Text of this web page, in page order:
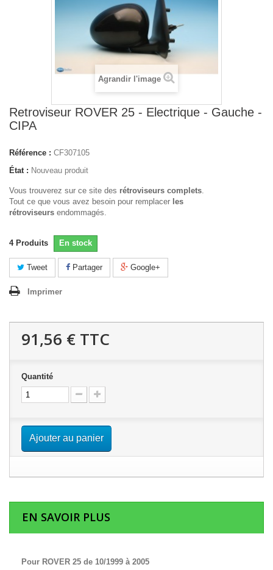
Agrandir l'image
Retroviseur ROVER 25 - Electrique - Gauche -
CIPA
Référence : CF307105
État : Nouveau produit
Vous trouverez sur ce site des rétroviseurs complets.
Tout ce que vous avez besoin pour remplacer les
rétroviseurs endommagés.
4 Produits En stock
Tweet Partager Google+
Imprimer
91,56 € TTC
Quantité
Ajouter au panier
EN SAVOIR PLUS
Pour ROVER 25 de 10/1999 à 2005